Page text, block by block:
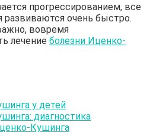
прогрессированием, все
очень быстро.
вовремя
лечение болезни Иценко-
у детей
диагностика
Кушинга